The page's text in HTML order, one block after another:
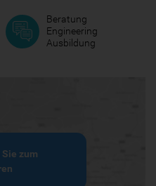
Beratung
Engineering
Ausbildung
zum